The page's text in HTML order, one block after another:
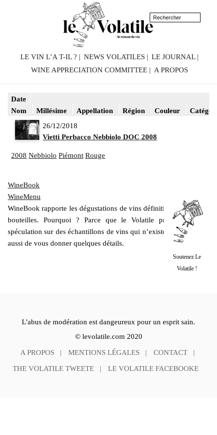
LE VIN L’A T-IL ? NEWS VOLATILES
LE JOURNAL
WINE APPRECIATION COMMITTEE
A PROPOS
Date
Nom
Millésime Appellation Région Couleur
26/12/2018
Vietti Perbacco Nebbiolo DOC 2008
2008 Nebbiolo Piémont Rouge
WineBook
WineMenu
WineBook rapporte les dégustations de vins définitivement mis en
bouteilles. Pourquoi ? Parce que le Volatile préfère. Pas de
spéculation sur des échantillons de vins qui n’existent pas. Il tente
aussi de vous donner quelques détails.
L'abus de modération est dangeureux pour un esprit sain.
© levolatile.com 2020
A PROPOS MENTIONS LÉGALES CONTACT
THE VOLATILE TWEETE LE VOLATILE FACEBOOKE
Soutenez Le
Volatile !